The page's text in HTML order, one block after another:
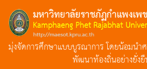
มุ่งจัดการศึกษาแบบบูรณาการ โดยน้อมนำ
พัฒนาท้องถิ่นอย่างยั่ง